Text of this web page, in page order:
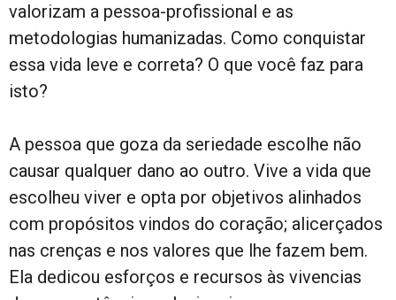
valorizam a pessoa-profissional e as
metodologias humanizadas. Como conquistar
essa vida leve e correta? O que você faz para
isto?
A pessoa que goza da seriedade escolhe não
causar qualquer dano ao outro. Vive a vida que
escolheu viver e opta por objetivos alinhados
com propósitos vindos do coração; alicerçados
nas crenças e nos valores que lhe fazem bem.
Ela dedicou esforços e recursos às vivencias